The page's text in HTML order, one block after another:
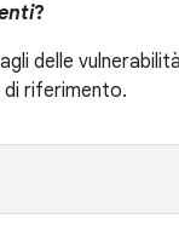
?
delle
di riferimento.